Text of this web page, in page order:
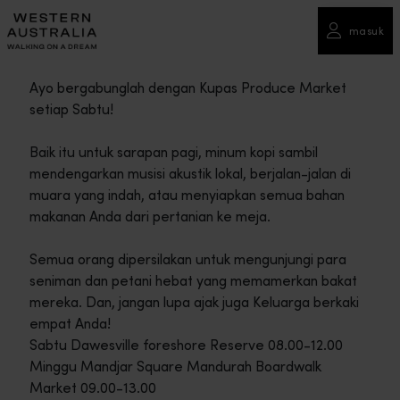
masuk
Ayo bergabunglah dengan Kupas Produce Market
setiap Sabtu!
Baik itu untuk sarapan pagi, minum kopi sambil
mendengarkan musisi akustik lokal, berjalan-jalan di
muara yang indah, atau menyiapkan semua bahan
makanan Anda dari pertanian ke meja.
Semua orang dipersilakan untuk mengunjungi para
seniman dan petani hebat yang memamerkan bakat
mereka. Dan, jangan lupa ajak juga Keluarga berkaki
empat Anda!
Sabtu Dawesville foreshore Reserve 08.00-12.00
Minggu Mandjar Square Mandurah Boardwalk
Market 09.00-13.00